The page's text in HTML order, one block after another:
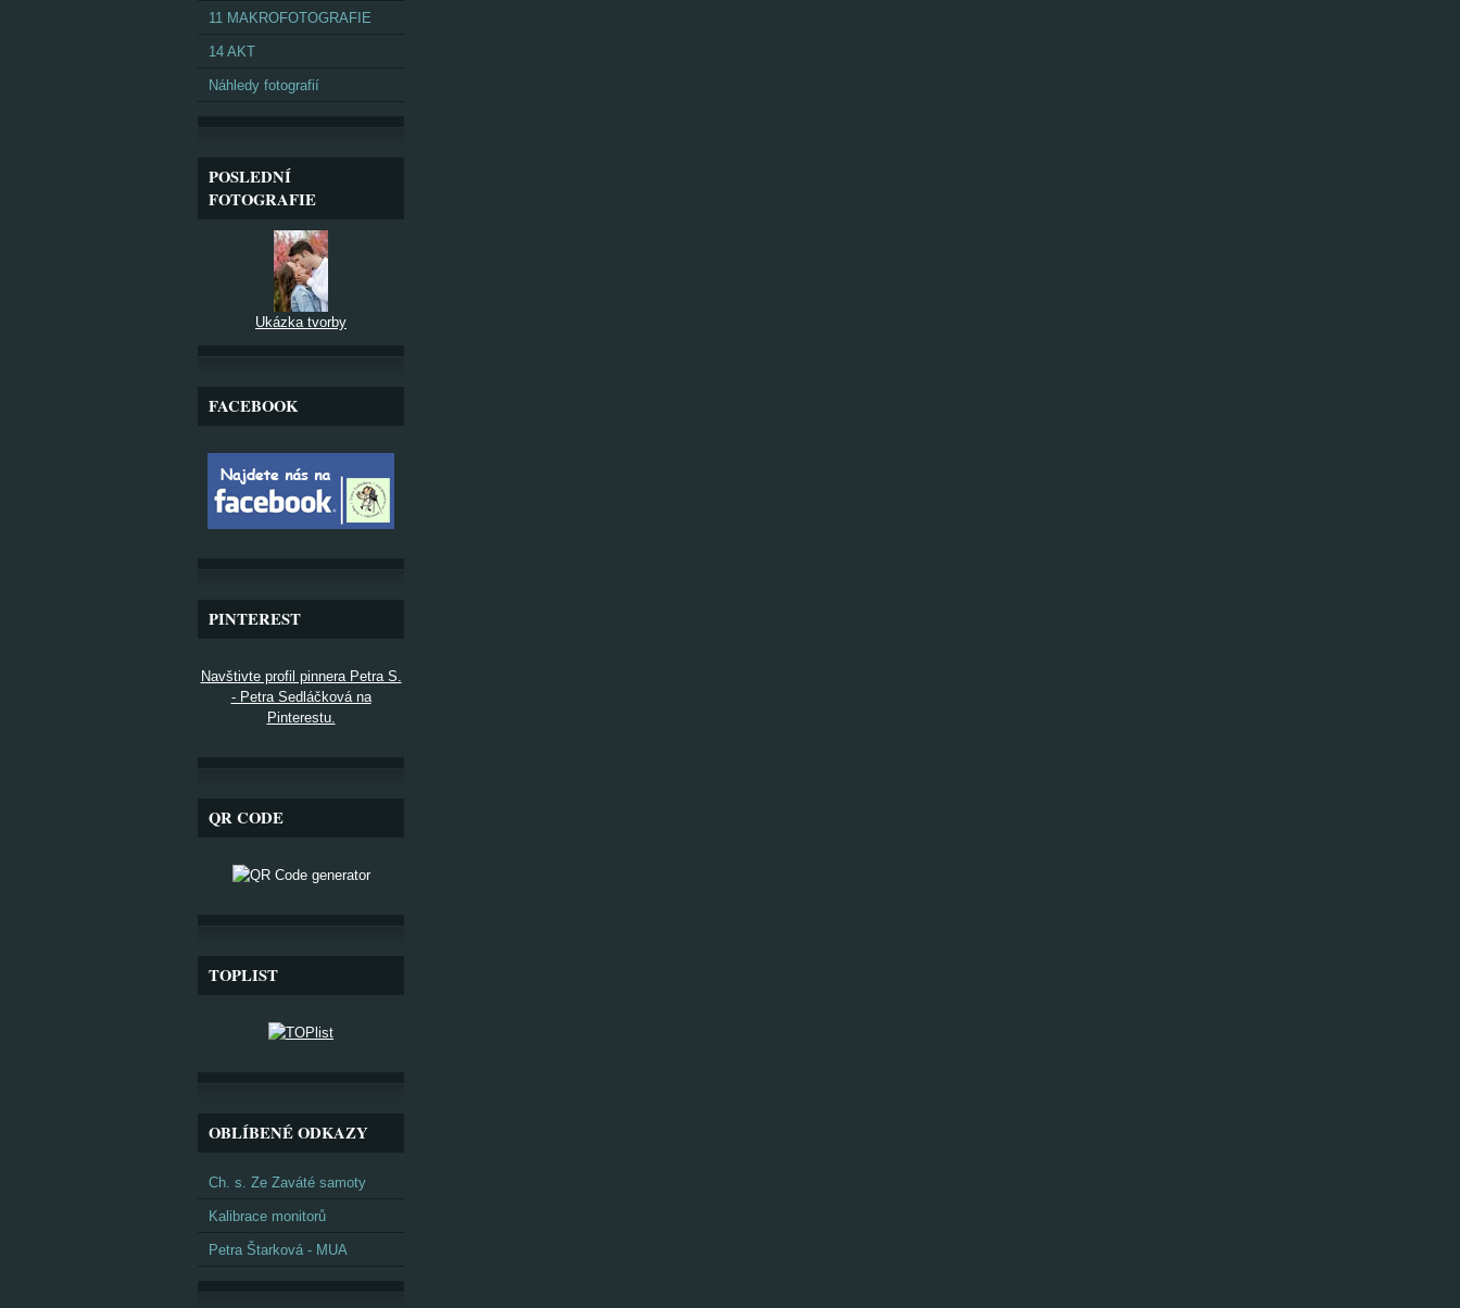
11 MAKROFOTOGRAFIE
14 AKT
Náhledy fotografií
POSLEDNÍ
FOTOGRAFIE
Ukázka tvorby
FACEBOOK
PINTEREST
Navštivte profil pinnera Petra S.
- Petra Sedláčková na
Pinterestu.
QR CODE
TOPLIST
OBLÍBENÉ ODKAZY
Ch. s. Ze Zaváté samoty
Kalibrace monitorů
Petra Štarková - MUA